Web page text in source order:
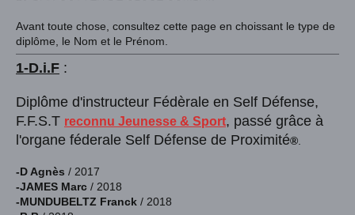
Avant toute chose, consultez cette page en choissant le type de
diplôme, le Nom et le Prénom.
1-D.i.F :
Diplôme d'instructeur Fédèrale en Self Défense,
F.F.S.T reconnu Jeunesse & Sport, passé grâce à
l'organe féderale Self Défense de Proximité®
-D Agnès / 2017
-JAMES Marc / 2018
-MUNDUBELTZ Franck / 2018